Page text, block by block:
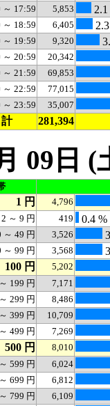
～ 17:59 5,853
～ 18:59 6,405
～ 19:59 9,320
～ 20:59
20,342
～ 21:59
69,853
～ 22:59
77,015
～ 23:59
35,007
計 281,394
09日
1 円
4,796
2 ～ 9 円
419 0.4 %
～ 49 円 3,526
～ 99 円 3,568
100 円
5,202
199 円
7,171
299 円
8,486
399 円
10,709
499 円
7,269
500 円
8,010
599 円
6,024
699 円
6,812
799 円
6,109